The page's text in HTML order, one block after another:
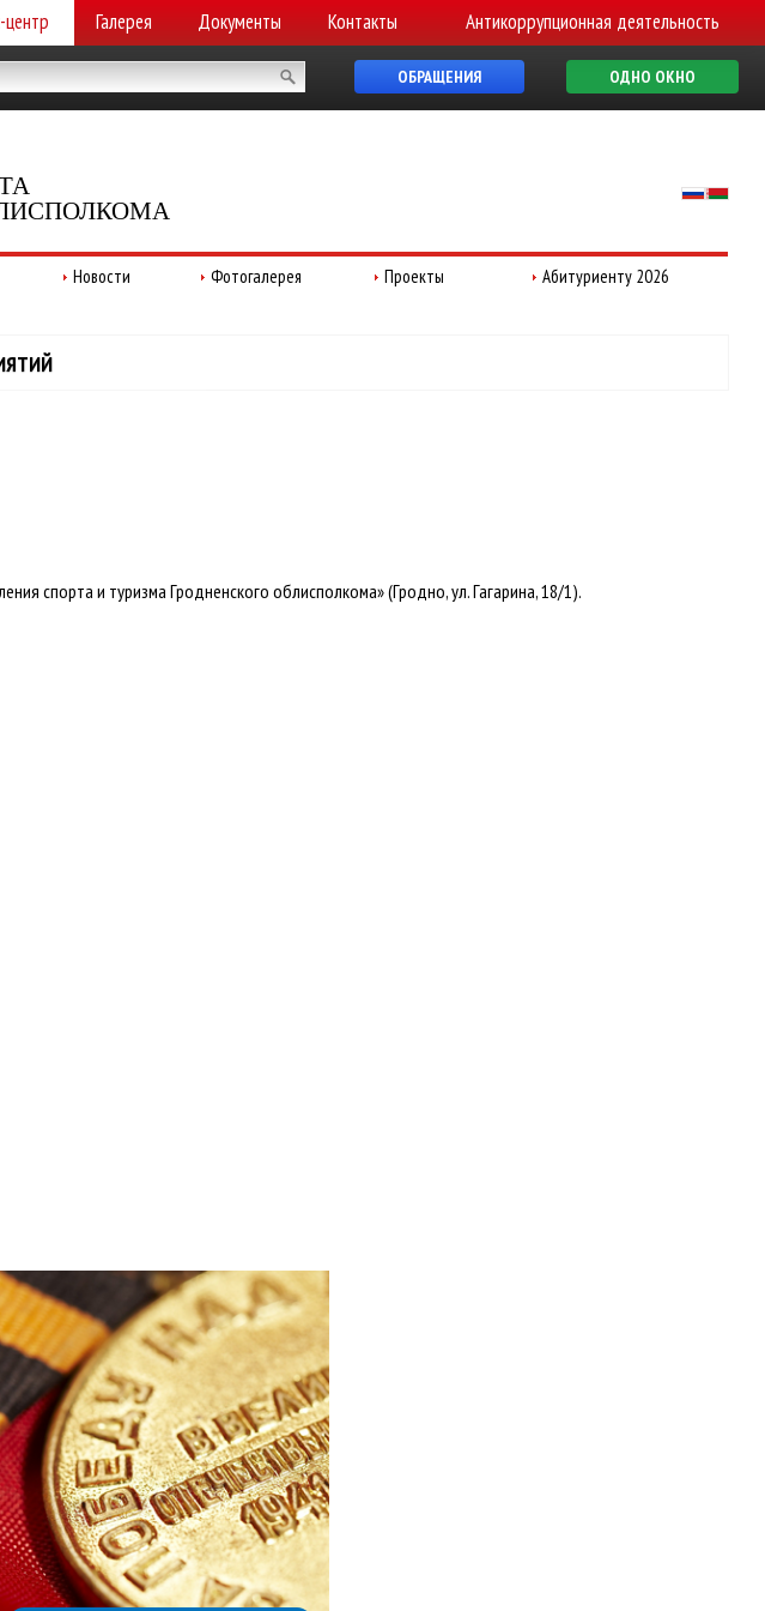
центр Галерея Документы Контакты Антикоррупционная деятельность
ОБРАЩЕНИЯ ОДНО ОКНО
Новости Фотогалерея Проекты Абитуриенту 2026
спорта и туризма Гродненского облисполкома» (Гродно, ул. Гагарина, 18/1).